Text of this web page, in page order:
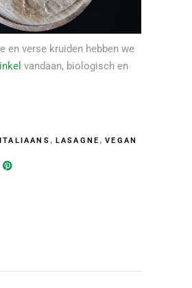
en verse kruiden hebben we
vandaan, biologisch en
ITALIAANS , LASAGNE ,VEGAN